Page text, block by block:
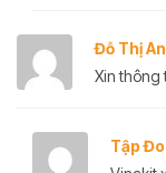
Đỗ Thị
Xin thông
Tập